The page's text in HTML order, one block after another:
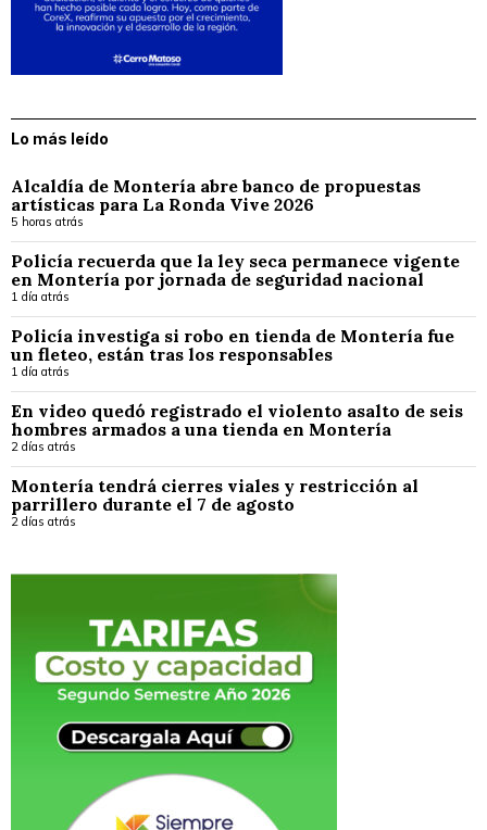
Lo más leído
Alcaldía de Montería abre banco de propuestas
artísticas para La Ronda Vive 2026
5 horas atrás
Policía recuerda que la ley seca permanece vigente
en Montería por jornada de seguridad nacional
1 día atrás
Policía investiga si robo en tienda de Montería fue
un fleteo, están tras los responsables
1 día atrás
En video quedó registrado el violento asalto de seis
hombres armados a una tienda en Montería
2 días atrás
Montería tendrá cierres viales y restricción al
parrillero durante el 7 de agosto
2 días atrás